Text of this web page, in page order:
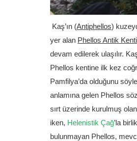
Kaş’ın (Antiphellos)
yer alan Phellos Antik Kenti
devam edilerek ulaşılır.
Phellos kentine ilk kez
Pamfilya’da olduğunu
anlamına gelen Phellos
sırt üzerinde kurulmuş
iken, Helenistik Çağ’la
bulunmayan Phellos,